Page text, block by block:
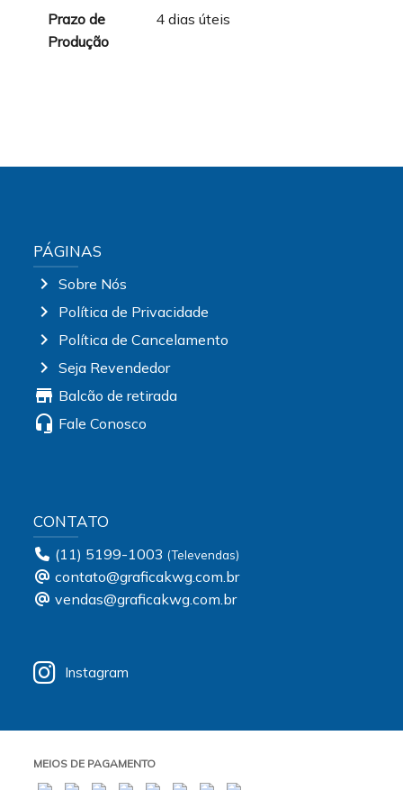
Prazo de
Produção
4 dias úteis
PÁGINAS
chevron_right Sobre Nós
chevron_right Política de Privacidade
chevron_right Política de Cancelamento
chevron_right Seja Revendedor
store Balcão de retirada
headset_mic Fale Conosco
CONTATO
(11) 5199-1003
contato@graficakwg.com.br
vendas@graficakwg.com.br
Instagram
MEIOS DE PAGAMENTO